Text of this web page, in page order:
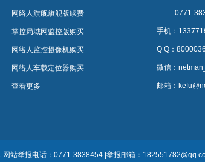
网络人旗舰旗舰版续费
掌控局域网监控版购买
网络人监控摄像机购买
网络人车载定位器购买
查看更多
0771-
手机：
Q Q：
微信：
邮箱：
网站举报电话：0771-3838454 |举报邮箱：